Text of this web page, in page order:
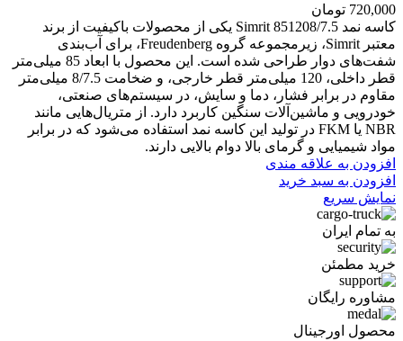
720,000 تومان
کاسه نمد Simrit 851208/7.5 یکی از محصولات باکیفیت از برند
معتبر Simrit، زیرمجموعه گروه Freudenberg، برای آب‌بندی
شفت‌های دوار طراحی شده است. این محصول با ابعاد 85 میلی‌متر
قطر داخلی، 120 میلی‌متر قطر خارجی، و ضخامت 8/7.5 میلی‌متر
مقاوم در برابر فشار، دما و سایش، در سیستم‌های صنعتی،
خودرویی و ماشین‌آلات سنگین کاربرد دارد. از متریال‌هایی مانند
NBR یا FKM در تولید این کاسه نمد استفاده می‌شود که در برابر
مواد شیمیایی و گرمای بالا دوام بالایی دارند.
افزودن به علاقه مندی
افزودن به سبد خرید
نمایش سریع
به تمام ایران
خرید مطمئن
مشاوره رایگان
محصول اورجینال